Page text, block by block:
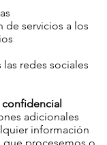
de servicios a los
redes sociales
adicionales
información